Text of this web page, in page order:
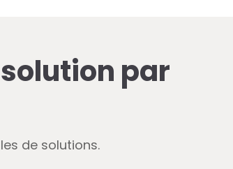
par
de solutions.